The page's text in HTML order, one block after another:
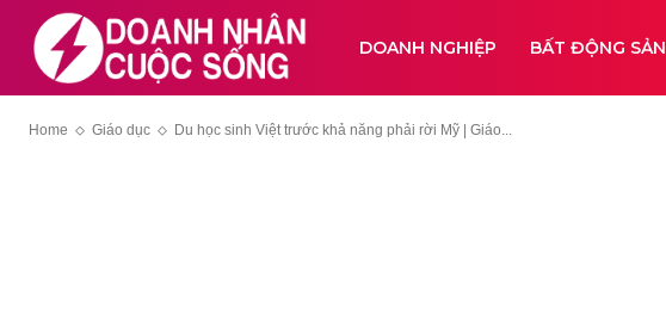
DOANH NGHIỆP BẤT ĐỘNG SẢN
Home Giáo dục Du học sinh Việt trước khả năng phải rời Mỹ | Giáo...